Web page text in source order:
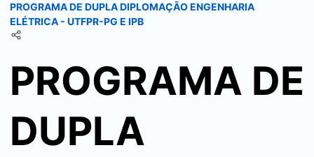
PROGRAMA DE DUPLA DIPLOMAÇÃO ENGENHARIA
ELÉTRICA - UTFPR-PG E IPB
PROGRAMA DE
DUPLA